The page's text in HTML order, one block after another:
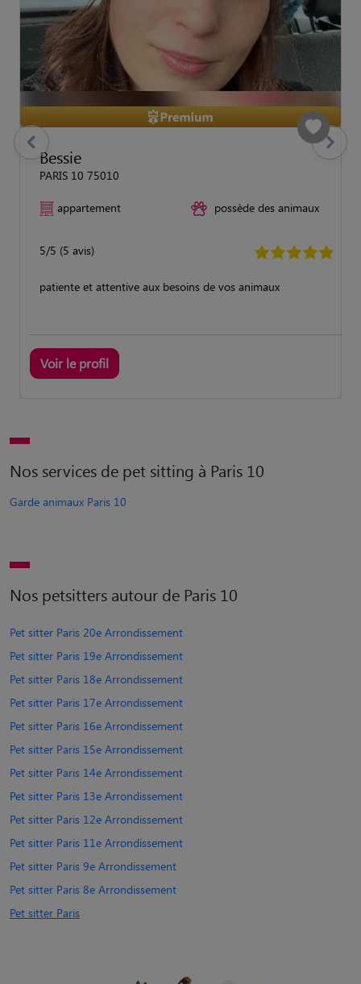
Bessie
PARIS 10 75010
appartement possède des animaux
5/5 (5 avis)
patiente et attentive aux besoins de vos animaux
Voir le profil
previous Suivant
Nos services de pet sitting à Paris 10
Garde animaux Paris 10
Nos petsitters autour de Paris 10
Pet sitter Paris 20e Arrondissement
Pet sitter Paris 19e Arrondissement
Pet sitter Paris 18e Arrondissement
Pet sitter Paris 17e Arrondissement
Pet sitter Paris 16e Arrondissement
Pet sitter Paris 15e Arrondissement
Pet sitter Paris 14e Arrondissement
Pet sitter Paris 13e Arrondissement
Pet sitter Paris 12e Arrondissement
Pet sitter Paris 11e Arrondissement
Pet sitter Paris 9e Arrondissement
Pet sitter Paris 8e Arrondissement
Pet sitter Paris